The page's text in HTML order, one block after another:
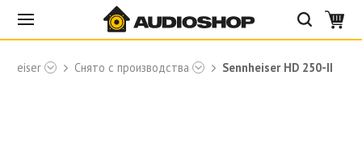
Снято с производства Sennheiser HD 250-II